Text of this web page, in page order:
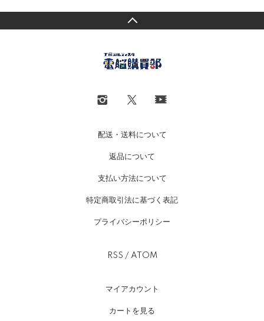
配送・送料について
返品について
支払い方法について
特定商取引法に基づく表記
プライバシーポリシー
RSS / ATOM
マイアカウント
カートを見る